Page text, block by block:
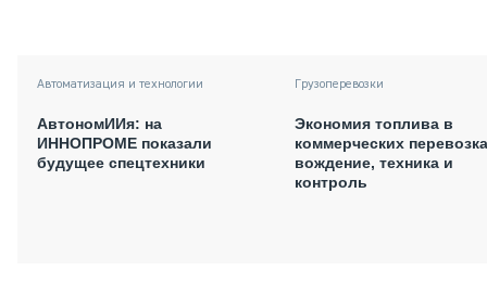
Автоматизация и технологии
АвтономИИя: на
ИННОПРОМЕ показали
будущее спецтехники
Грузоперевозки
Экономия топлива в
коммерческих
вождение, техника и
контроль